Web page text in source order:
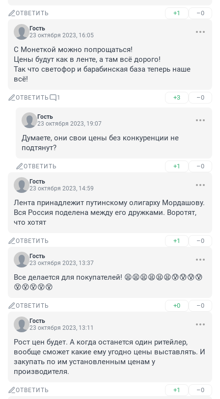
ОТВЕТИТЬ +1 –0
Гость
23 октября 2023, 16:05
С Монеткой можно попрощаться!
Цены будут как в ленте, а там всё дорого!
Так что светофор и барабинская база теперь наше
всё!
ОТВЕТИТЬ 1 +3 –0
Гость
23 октября 2023, 19:07
Думаете, они свои цены без конкуренции не
подтянут?
ОТВЕТИТЬ +1 –0
Гость
23 октября 2023, 14:59
Лента принадлежит путинскому олигарху Мордашову.
Вся Россия поделена между его дружками. Воротят,
что хотят
ОТВЕТИТЬ +1 –0
Гость
23 октября 2023, 13:37
Все делается для покупателей! 😫😫😫😫😫😫😰😰😰😰
😵😵😵😵😵
ОТВЕТИТЬ +0 –0
Гость
23 октября 2023, 13:11
Рост цен будет. А когда останется один ритейлер,
вообще сможет какие ему угодно цены выставлять. И
закупать по им установленным ценам у
производителя.
ОТВЕТИТЬ +1 –0